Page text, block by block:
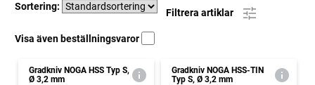
Sortering:
Filtrera artiklar
Visa även beställningsvaror
Gradkniv NOGA HSS Typ S,
Ø 3,2 mm
Gradkniv NOGA HSS-TIN
Typ S, Ø 3,2 mm